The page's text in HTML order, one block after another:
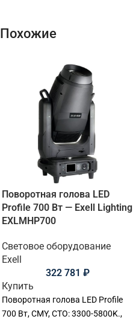
Похожие
Поворотная голова LED
Profile 700 Вт — Exell Lighting
EXLMHP700
Световое оборудование
Exell
322 781 ₽
Купить
Поворотная голова LED Profile
700 Вт, CMY, CTO: 3300-5800K.,